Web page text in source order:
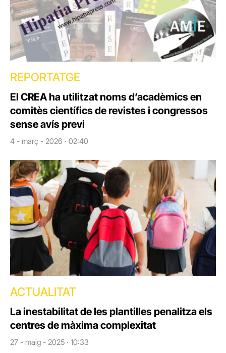
REPORTATGE
El CREA ha utilitzat noms d’acadèmics en
comitès científics de revistes i congressos
sense avís previ
4 - març - 2026 · 02:40
ACTUALITAT
La inestabilitat de les plantilles penalitza els
centres de màxima complexitat
27 - maig - 2025 · 10:33